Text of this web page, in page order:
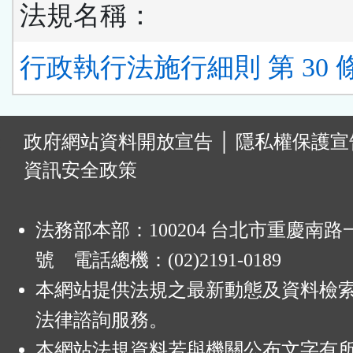
法規名稱：
行政執行法施行細則 第 30
政府網站資料開放宣告
隱私權保護
資訊安全政策
法務部本部：100204 台北市重慶南路
號 電話總機：(02)2191-0189
本網站提供法規之最新動態及資料檢
法律諮詢服務。